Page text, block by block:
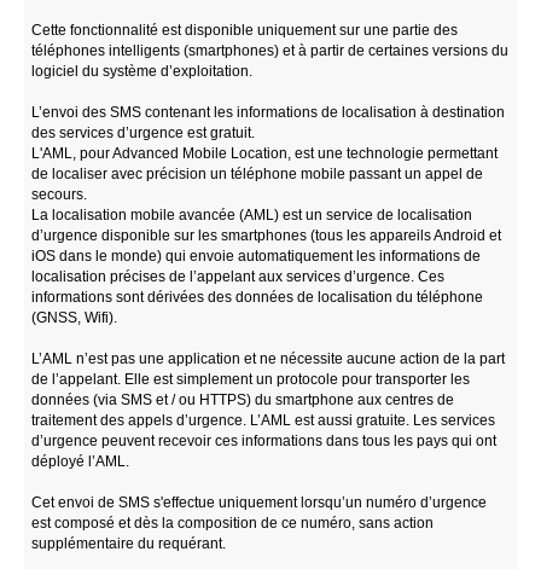
Cette fonctionnalité est disponible uniquement sur une partie des
téléphones intelligents (smartphones) et à partir de certaines versions du
logiciel du système d’exploitation.
L’envoi des SMS contenant les informations de localisation à destination
des services d’urgence est gratuit.
L'AML, pour Advanced Mobile Location, est une technologie permettant
de localiser avec précision un téléphone mobile passant un appel de
secours.
La localisation mobile avancée (AML) est un service de localisation
d’urgence disponible sur les smartphones (tous les appareils Android et
iOS dans le monde) qui envoie automatiquement les informations de
localisation précises de l’appelant aux services d’urgence. Ces
informations sont dérivées des données de localisation du téléphone
(GNSS, Wifi).
L’AML n’est pas une application et ne nécessite aucune action de la part
de l’appelant. Elle est simplement un protocole pour transporter les
données (via SMS et / ou HTTPS) du smartphone aux centres de
traitement des appels d’urgence. L’AML est aussi gratuite. Les services
d’urgence peuvent recevoir ces informations dans tous les pays qui ont
déployé l’AML.
Cet envoi de SMS s'effectue uniquement lorsqu’un numéro d’urgence
est composé et dès la composition de ce numéro, sans action
supplémentaire du requérant.